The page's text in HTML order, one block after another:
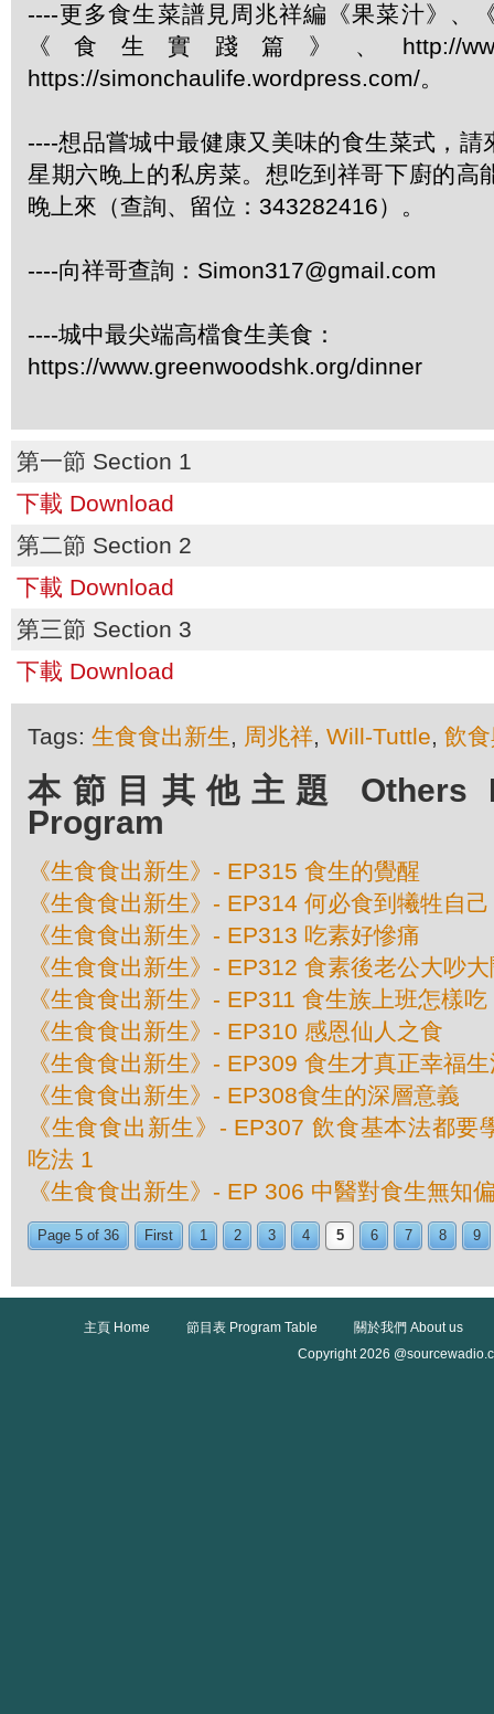
----更多食生菜譜見周兆祥編《果菜汁》、
《食生實踐篇》、http://
https://simonchaulife.wordpress.com/。
----想品嘗城中最健康又美味的食生菜式，
星期六晚上的私房菜。想吃到祥哥下廚的高
晚上來（查詢、留位：343282416）。
----向祥哥查詢：Simon317@gmail.com
----城中最尖端高檔食生美食：
https://www.greenwoodshk.org/dinner
第一節 Section 1
下載 Download
第二節 Section 2
下載 Download
第三節 Section 3
下載 Download
Tags: 生食食出新生, 周兆祥, Will-Tuttle, 飲
本節目其他主題 Others
Program
《生食食出新生》- EP315 食生的覺醒
《生食食出新生》- EP314 何必食到犧牲自己
《生食食出新生》- EP313 吃素好慘痛
《生食食出新生》- EP312 食素後老公大吵
《生食食出新生》- EP311 食生族上班怎樣吃
《生食食出新生》- EP310 感恩仙人之食
《生食食出新生》- EP309 食生才真正幸福
《生食食出新生》- EP308食生的深層意義
《生食食出新生》- EP307 飲食基本法都
吃法 1
《生食食出新生》- EP 306 中醫對食生無知
Page 5 of 36 First 1 2 3 4 5 6 7 8 9
主頁 Home 節目表 Program Table
關於我們 About us
Copyright 2026